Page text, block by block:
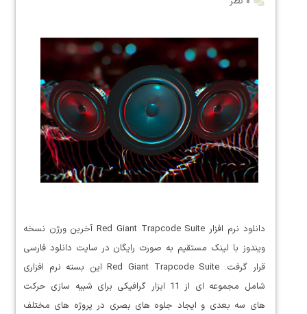
دانلود نرم افزار Red Giant Trapcode Suite آخرین ورژن نسخه
ویندوز با لینک مستقیم به صورت رایگان در سایت دانلود فارسی
قرار گرفت. Red Giant Trapcode Suite این بسته نرم افزاری
شامل مجموعه ای از 11 ابزار گرافیکی برای شبیه سازی حرکت
های سه بعدی و ایجاد جلوه های بصری در پروژه های مختلف